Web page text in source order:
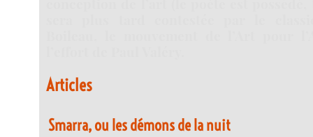
Articles
Smarra, ou les démons de la nuit